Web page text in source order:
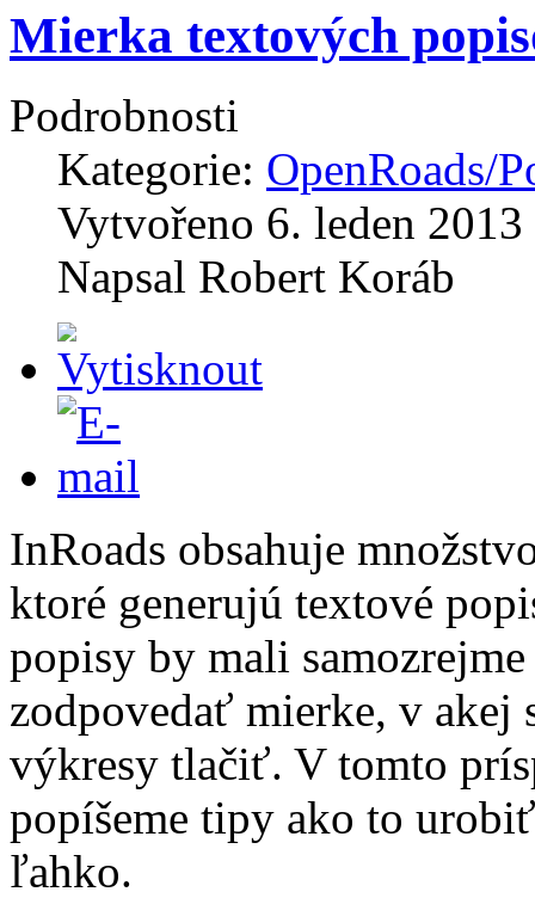
Mierka textových
Podrobnosti
Kategorie: OpenRoads/
Vytvořeno 6. leden 2013
Napsal Robert Koráb
InRoads obsahuje
ktoré generujú textové
popisy by mali samozrejme
zodpovedať mierke, v akej
výkresy tlačiť. V tomto
popíšeme tipy ako to
ľahko.